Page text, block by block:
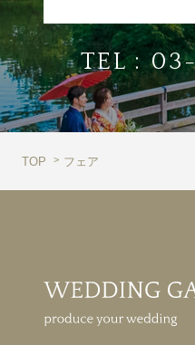
TEL :
TOP フェア